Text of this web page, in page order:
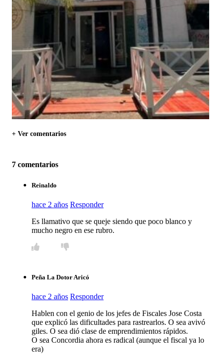
+ Ver comentarios
7 comentarios
Reinaldo
hace 2 años Responder
Es llamativo que se queje siendo que poco blanco y
mucho negro en ese rubro.
Peña La Dotor Aricó
hace 2 años Responder
Hablen con el genio de los jefes de Fiscales Jose Costa
que explicó las dificultades para rastrearlos. O sea avivó
giles. O sea dió clase de emprendimientos rápidos.
O sea Concordia ahora es radical (aunque el fiscal ya lo
era)